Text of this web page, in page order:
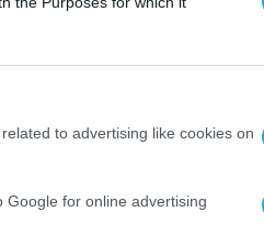
to advertising like cookies on
Google for online advertising
Νίκος Δένδιας.